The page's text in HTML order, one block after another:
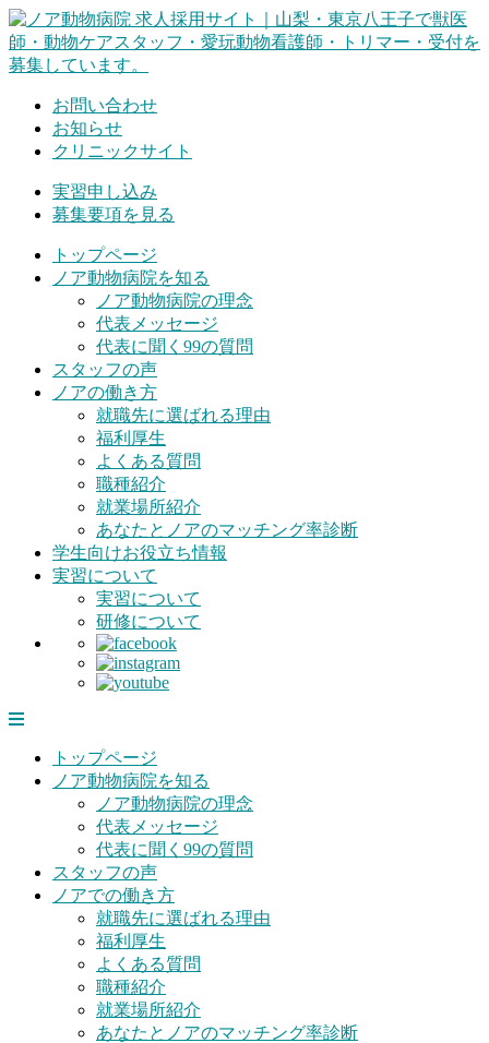
Skip
to
content
お問い合わせ
お知らせ
クリニックサイト
実習申し込み
募集要項を見る
トップページ
ノア動物病院を知る
ノア動物病院の理念
代表メッセージ
代表に聞く99の質問
スタッフの声
ノアの働き方
就職先に選ばれる理由
福利厚生
よくある質問
職種紹介
就業場所紹介
あなたとノアのマッチング率診断
学生向けお役立ち情報
実習について
実習について
研修について
トップページ
ノア動物病院を知る
ノア動物病院の理念
代表メッセージ
代表に聞く99の質問
スタッフの声
ノアでの働き方
就職先に選ばれる理由
福利厚生
よくある質問
職種紹介
就業場所紹介
あなたとノアのマッチング率診断